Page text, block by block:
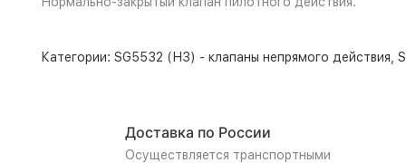
Категории: SG5532 (НЗ) - клапаны непрямого действия
Доставка по России
Осуществляется транспортными